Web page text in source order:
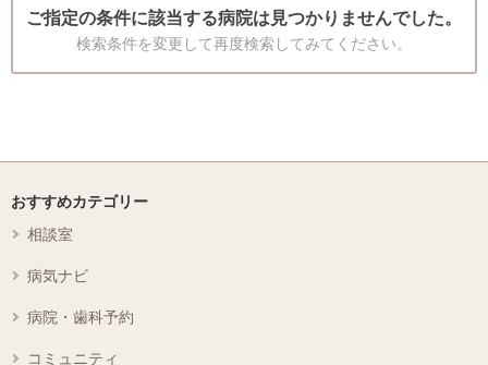
ご指定の条件に該当する病院は見つかりませんでした。
検索条件を変更して再度検索してみてください。
おすすめカテゴリー
相談室
病気ナビ
病院・歯科予約
コミュニティ